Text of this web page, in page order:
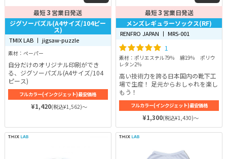
最短3 営業日発送
ジグソーパズル(A4サイズ/104ピー
ス)
TMIX LAB 丨 jigsaw-puzzle
素材：ペーパー
自分だけのオリジナル印刷ができ
る、ジグソーパズル(A4サイズ/104
ピース)
フルカラー(インクジェット)最安価格
¥1,420(税込¥1,562)～
最短3 営業日発送
メンズレギュラーソックス(RF)
RENFRO JAPAN 丨 MRS-001
1
素材：ポリエステル79％ 綿19％ ポリウ
レタン2％
高い技術力を誇る日本国内の靴下工
場で生産！ 足元からおしゃれを楽し
もう！
フルカラー(インクジェット)最安価格
¥1,300(税込¥1,430)～